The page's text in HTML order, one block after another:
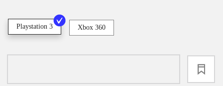
Playstation 3 Xbox 360